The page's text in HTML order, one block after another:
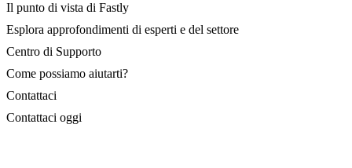
Il punto di vista di Fastly
Esplora approfondimenti di esperti e del settore
Centro di Supporto
Come possiamo aiutarti?
Contattaci
Contattaci oggi